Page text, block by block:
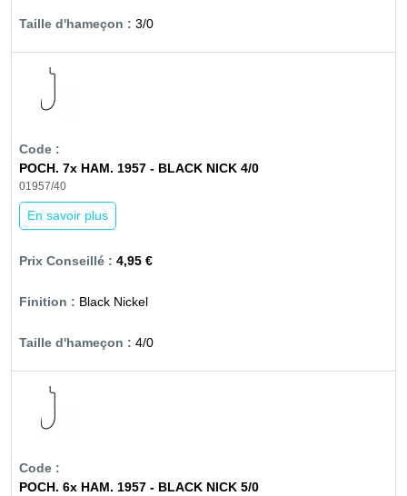
3/0
POCH. 7x HAM. 1957 - BLACK NICK 4/0
01957/40
En savoir plus
4,95 €
Black Nickel
4/0
POCH. 6x HAM. 1957 - BLACK NICK 5/0